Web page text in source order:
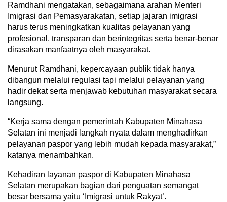
Ramdhani mengatakan, sebagaimana arahan Menteri
Imigrasi dan Pemasyarakatan, setiap jajaran imigrasi
harus terus meningkatkan kualitas pelayanan yang
profesional, transparan dan berintegritas serta benar-benar
dirasakan manfaatnya oleh masyarakat.
Menurut Ramdhani, kepercayaan publik tidak hanya
dibangun melalui regulasi tapi melalui pelayanan yang
hadir dekat serta menjawab kebutuhan masyarakat secara
langsung.
“Kerja sama dengan pemerintah Kabupaten Minahasa
Selatan ini menjadi langkah nyata dalam menghadirkan
pelayanan paspor yang lebih mudah kepada masyarakat,”
katanya menambahkan.
Kehadiran layanan paspor di Kabupaten Minahasa
Selatan merupakan bagian dari penguatan semangat
besar bersama yaitu ‘Imigrasi untuk Rakyat’.